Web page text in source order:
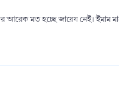
মত হচ্ছে জায়েয নেই। ইমাম